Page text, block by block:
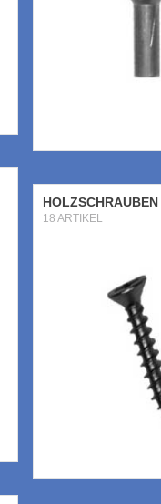
HOLZSCHRAUBEN
18 ARTIKEL